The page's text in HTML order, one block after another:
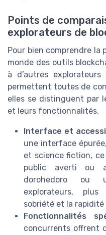
Points de
explorateurs de
Pour bien comprendre la
monde des outils
à d’autres
permettent toutes de
elles se distinguent par
et leurs fonctionnalités.
Interface et
une interface
et science fiction,
public averti ou
dorohedoro ou
explorateurs,
sobriété et la rapidité
Fonctionnalités
concurrents offrent